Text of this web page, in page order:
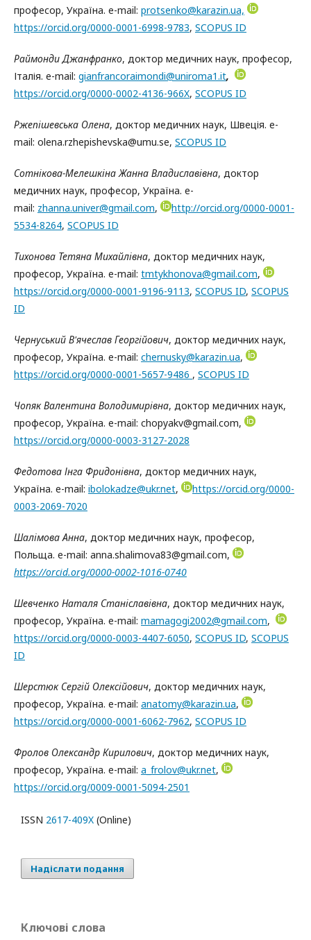
професор, Україна. e-mail: protsenko@karazin.ua,
https://orcid.org/0000-0001-6998-9783, SCOPUS ID
Раймонди Джанфранко, доктор медичних наук, професор,
Італія. e-mail: gianfrancoraimondi@uniroma1.it,
https://orcid.org/0000-0002-4136-966X, SCOPUS ID
Ржепішевська Олена, доктор медичних наук, Швеція. e-
mail: olena.rzhepishevska@umu.se, SCOPUS ID
Сотнікова-Мелешкіна Жанна Владиславівна, доктор
медичних наук, професор, Україна. e-
mail: zhanna.univer@gmail.com,
http://orcid.org/0000-0001-
5534-8264, SCOPUS ID
Тихонова Тетяна Михайлівна, доктор медичних наук,
професор, Україна. e-mail: tmtykhonova@gmail.com,
https://orcid.org/0000-0001-9196-9113, SCOPUS ID, SCOPUS
ID
Чернуський В'ячеслав Георгійович, доктор медичних наук,
професор, Україна. e-mail: сhernusky@karazin.ua,
https://orcid.org/0000-0001-5657-9486 , SCOPUS ID
Чопяк Валентина Володимирівна, доктор медичних наук,
професор, Україна. e-mail: chopyakv@gmail.com,
https://orcid.org/0000-0003-3127-2028
Федотова Інга Фридонівна, доктор медичних наук,
Україна. e-mail: ibolokadze@ukr.net,
https://orcid.org/0000-
0003-2069-7020
Шалімова Анна, доктор медичних наук, професор,
Польща. e-mail: anna.shalimova83@gmail.com,
https://orcid.org/0000-0002-1016-0740
Шевченко Наталя Станіславівна, доктор медичних наук,
професор, Україна. e-mail: mamagogi2002@gmail.com,
https://orcid.org/0000-0003-4407-6050, SCOPUS ID, SCOPUS
ID
Шерстюк Сергій Олексійович, доктор медичних наук,
професор, Україна. e-mail: anatomy@karazin.ua,
https://orcid.org/0000-0001-6062-7962, SCOPUS ID
Фролов Олександр Кирилович, доктор медичних наук,
професор, Україна. e-mail: a_frolov@ukr.net,
https://orcid.org/0009-0001-5094-2501
ISSN 2617-409X (Online)
Надіслати подання
Ключові слова